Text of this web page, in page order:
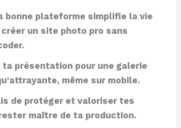
bonne plateforme simplifie la vie
un site photo pro sans
ta présentation pour une galerie
même sur mobile.
de protéger et valoriser tes
maître de ta production.